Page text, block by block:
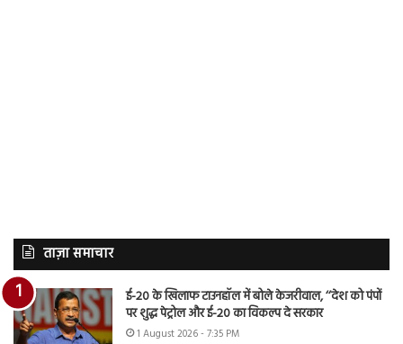
ताज़ा समाचार
ई-20 के खिलाफ टाउनहॉल में बोले केजरीवाल, ‘‘देश को पंपों
पर शुद्ध पेट्रोल और ई-20 का विकल्प दे सरकार
1 August 2026 - 7:35 PM